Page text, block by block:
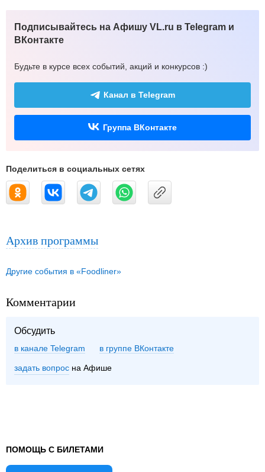
Подписывайтесь на Афишу VL.ru в Telegram и
ВКонтакте
Будьте в курсе всех событий, акций и конкурсов :)
Канал в Telegram
Группа ВКонтакте
Поделиться в социальных сетях
Архив программы
Другие события в «Foodliner»
Комментарии
Обсудить
в канале Telegram группе ВКонтакте
задать вопрос на Афише
ПОМОЩЬ С БИЛЕТАМИ